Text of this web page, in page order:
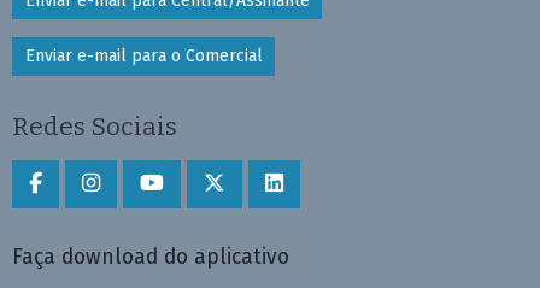
Enviar e-mail para o Comercial
Redes Sociais
Faça download do aplicativo